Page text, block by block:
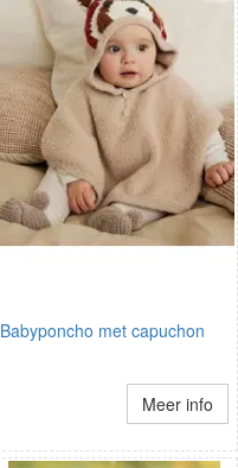
Babyponcho met capuchon
Meer info